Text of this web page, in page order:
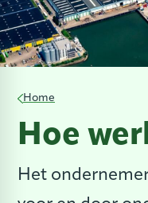
Home
Hoe
Het